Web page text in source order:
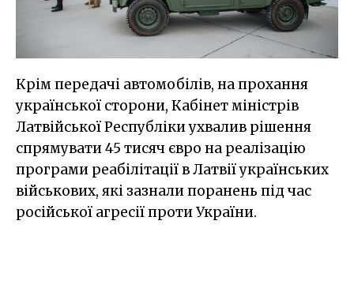
Крім передачі автомобілів, на прохання
української сторони, Кабінет міністрів
Латвійської Республіки ухвалив рішення
спрямувати 45 тисяч євро на реалізацію
програми реабілітації в Латвії українських
військових, які зазнали поранень під час
російської агресії проти України.